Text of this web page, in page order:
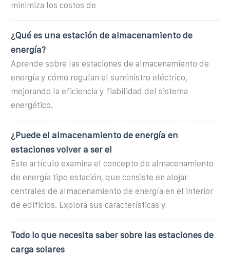
minimiza los costos de
¿Qué es una estación de almacenamiento de
energía?
Aprende sobre las estaciones de almacenamiento de
energía y cómo regulan el suministro eléctrico,
mejorando la eficiencia y fiabilidad del sistema
energético.
¿Puede el almacenamiento de energía en
estaciones volver a ser el
Este artículo examina el concepto de almacenamiento
de energía tipo estación, que consiste en alojar
centrales de almacenamiento de energía en el interior
de edificios. Explora sus características y
Todo lo que necesita saber sobre las estaciones de
carga solares